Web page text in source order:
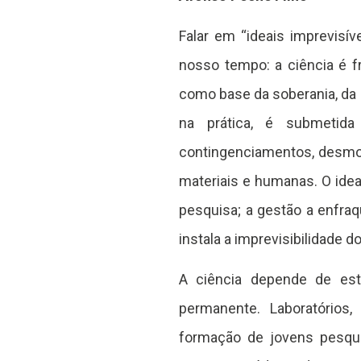
Falar em “ideais
nosso tempo: a ciência é
como base da soberania,
na prática, é submetida
contingenciamentos,
materiais e humanas. O
pesquisa; a gestão a
instala a imprevisibilidade
A ciência depende de
permanente.
formação de jovens